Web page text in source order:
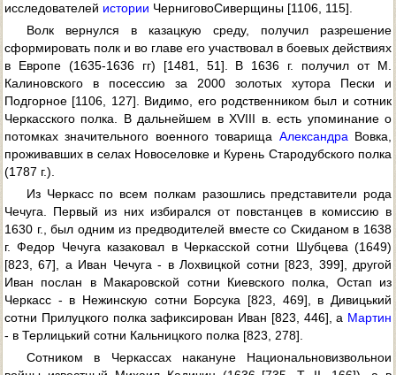
исследователей истории ЧерниговоСиверщины [1106, 115].
Волк вернулся в казацкую среду, получил разрешение
сформировать полк и во главе его участвовал в боевых действиях
в Европе (1635-1636 гг) [1481, 51]. В 1636 г. получил от М.
Калиновского в посессию за 2000 золотых хутора Пески и
Подгорное [1106, 127]. Видимо, его родственником был и сотник
Черкасского полка. В дальнейшем в ХVIII в. есть упоминание о
потомках значительного военного товарища Александра Вовка,
проживавших в селах Новоселовке и Курень Стародубского полка
(1787 г.).
Из Черкасс по всем полкам разошлись представители рода
Чечуга. Первый из них избирался от повстанцев в комиссию в
1630 г., был одним из предводителей вместе со Скиданом в 1638
г. Федор Чечуга казаковал в Черкасской сотни Шубцева (1649)
[823, 67], а Иван Чечуга - в Лохвицкой сотни [823, 399], другой
Иван послан в Макаровской сотни Киевского полка, Остап из
Черкасс - в Нежинскую сотни Борсука [823, 469], в Дивицький
сотни Прилуцкого полка зафиксирован Иван [823, 446], а Мартин
- в Терлицький сотни Кальницкого полка [823, 278].
Сотником в Черкассах накануне Национальновизвольнои